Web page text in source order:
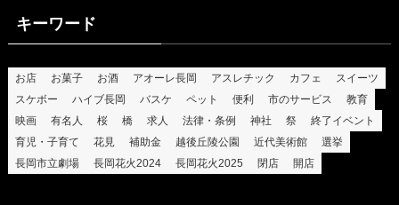
キーワード
お店 お菓子 お酒 アオーレ長岡 アスレチック カフェ
スイーツ
スケボー
ハイブ長岡 バスケ ペット 便利 市のサービス
教育
映画
有名人 桜 橋 求人 法律・条例 神社 祭
終了イベント
育児・子育て
花見 補助金 越後丘陵公園 近代美術館
選挙
長岡市立劇場
長岡花火2024 長岡花火2025 閉店 開店